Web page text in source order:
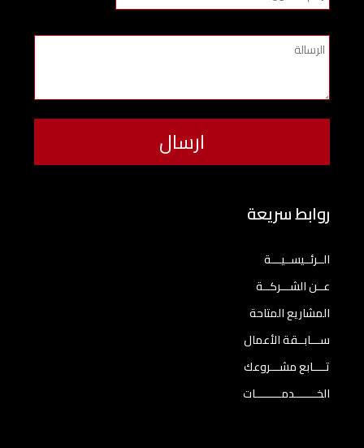
روابط سريعة
الــرئــيســيـــة
عــن الشـــركــة
المشاريع المتاحة
ســـابــقة الأعمال
تــــابع مشـــروعك
الخـــــــدمــــــــات